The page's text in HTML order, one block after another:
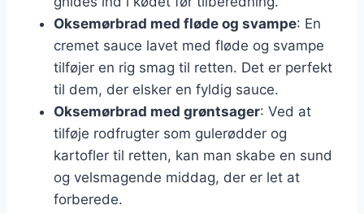
Oksemørbrad med fløde og svampe: En
cremet sauce lavet med fløde og svampe
tilføjer en rig smag til retten. Det er perfekt
til dem, der elsker en fyldig sauce.
Oksemørbrad med grøntsager: Ved at
tilføje rodfrugter som gulerødder og
kartofler til retten, kan man skabe en sund
og velsmagende middag, der er let at
forberede.